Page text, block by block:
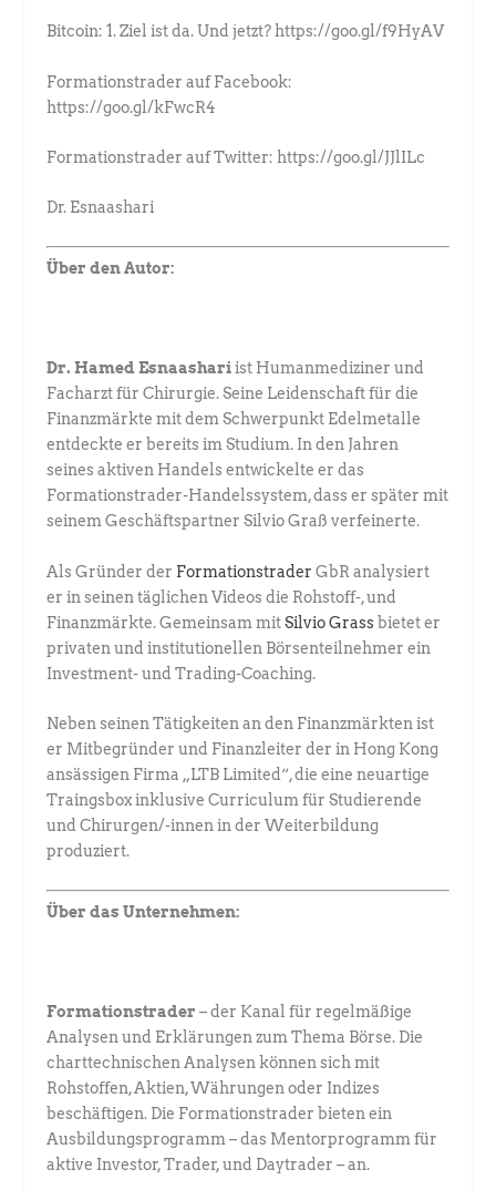
Bitcoin: 1. Ziel ist da. Und jetzt? https://goo.gl/f9HyAV
Formationstrader auf Facebook:
https://goo.gl/kFwcR4
Formationstrader auf Twitter: https://goo.gl/JJlILc
Dr. Esnaashari
Über den Autor:
Dr. Hamed Esnaashariist Humanmediziner und
Facharzt für Chirurgie. ­Seine Leidenschaft für die
Finanzmärkte mit dem Schwerpunkt Edel­metalle
entdeckte er bereits im Studium. In den Jahren
seines aktiven Handels entwickelte er das
Formationstrader-Handelssystem, dass er später mit
seinem Geschäftspartner Silvio Graß verfeinerte.
Als Gründer der Formationstrader GbR analysiert
er in seinen täglichen ­Videos die Rohstoff-, und
Finanzmärkte. Gemeinsam mitSilvio Grass ­bietet er
privaten und institutionellen Börsenteilnehmer ein
Investment- und ­Trading-Coaching.
Neben seinen Tätigkeiten an den Finanzmärkten ist
er Mitbegründer und Finanzleiter der in Hong Kong
ansässigen Firma „LTB Limited“, die eine neuartige
Traingsbox inklusive Curriculum für Studierende
und Chirurgen/-innen in der Weiterbildung
produziert.
Über das Unternehmen:
Formationstrader– der Kanal für regelmäßige
Analysen und Erklärungen zum Thema Börse. Die
charttechnischen Analysen können sich mit
Rohstoffen, Aktien, Währungen oder Indizes
beschäftigen. Die Formationstrader bieten ein
Ausbildungsprogramm – das Mentorprogramm für
aktive Investor, Trader, und Daytrader – an.